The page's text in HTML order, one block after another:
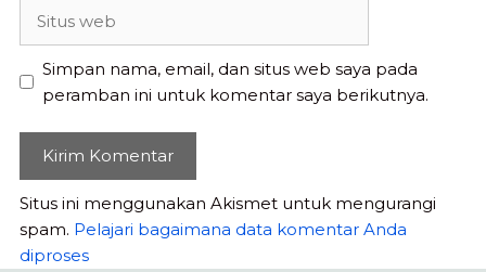
Simpan nama, email, dan situs web saya pada
peramban ini untuk komentar saya berikutnya.
Situs ini menggunakan Akismet untuk mengurangi
spam. Pelajari bagaimana data komentar Anda
diproses